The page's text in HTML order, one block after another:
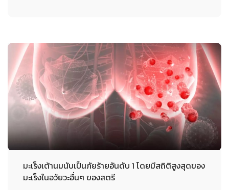
มะเร็งเต้านมนับเป็นภัยร้ายอันดับ 1 โดยมีสถิติสูงสุดของ
มะเร็งในอวัยวะอื่นๆ ของสตรี